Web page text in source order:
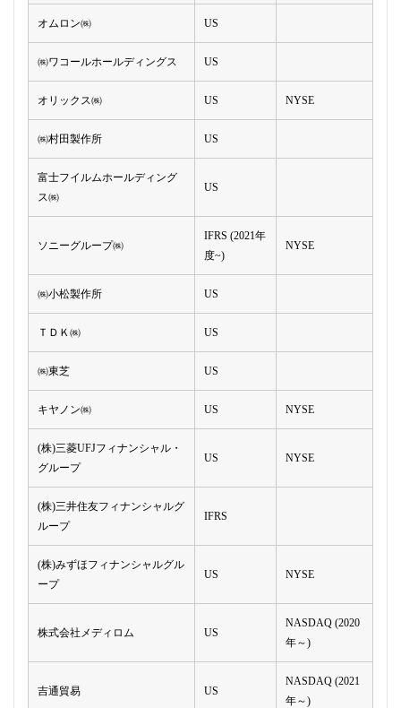
オムロン㈱ US
㈱ワコールホールディングス US
オリックス㈱ US NYSE
㈱村田製作所 US
富士フイルムホールディング
ス㈱
US
ソニーグループ㈱
IFRS (2021年
度~)
NYSE
㈱小松製作所 US
ＴＤＫ㈱ US
㈱東芝 US
キヤノン㈱ US NYSE
(株)三菱UFJフィナンシャル・
グループ
US NYSE
(株)三井住友フィナンシャルグ
ループ
IFRS
(株)みずほフィナンシャルグル
ープ
US NYSE
株式会社メディロム US
NASDAQ (2020
年～)
吉通貿易 US
NASDAQ (2021
年～)